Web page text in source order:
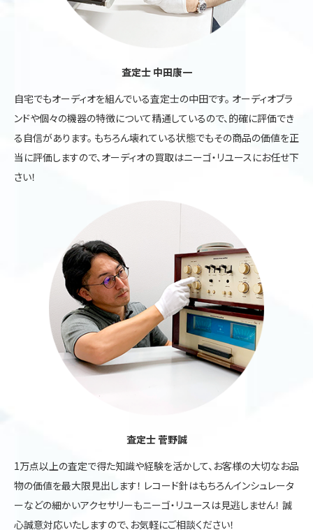
査定士 中田康一
自宅でもオーディオを組んでいる査定士の中田です。 オーディオブラ
ンドや個々の機器の特徴について精通しているので、的確に評価でき
る自信があります。 もちろん壊れている状態でもその商品の価値を正
当に評価しますので、オーディオの買取はニーゴ・リユースにお任せ下
さい！
査定士 菅野誠
1万点以上の査定で得た知識や経験を活かして、お客様の大切なお品
物の価値を最大限見出します！ レコード針はもちろんインシュレータ
ーなどの細かいアクセサリーもニーゴ・リユースは見逃しません！ 誠
心誠意対応いたしますので、お気軽にご相談ください！